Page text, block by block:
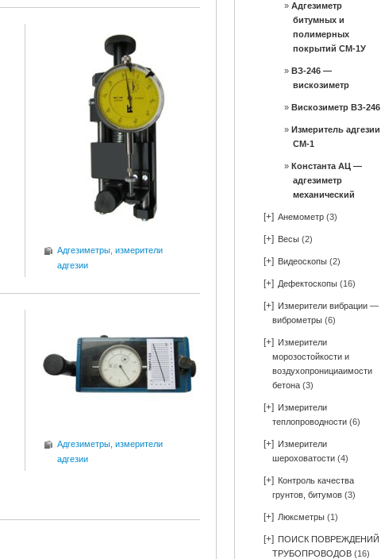
Адгезиметры, измерители
адгезии
Адгезиметры, измерители
адгезии
Адгезиметр
битумных и
полимерных
покрытий СМ-1У
ВЗ-246 —
вискозиметр
Вискозиметр ВЗ-246
Измеритель адгезии
СМ-1
Константа АЦ —
адгезиметр
механический
[+] Анемометр (3)
[+] Весы (2)
[+] Видеоскопы (2)
[+] Дефектоскопы (16)
[+] Измерители вибрации —
виброметры (6)
[+] Измерители
морозостойкости и
воздухопронициаимости
бетона (3)
[+] Измерители
теплопроводности (6)
[+] Измерители
шероховатости (4)
[+] Контроль качества
грунтов, битумов (3)
[+] Люксметры (1)
[+] ПОИСК ПОВРЕЖДЕНИЙ
ТРУБОПРОВОДОВ (16)